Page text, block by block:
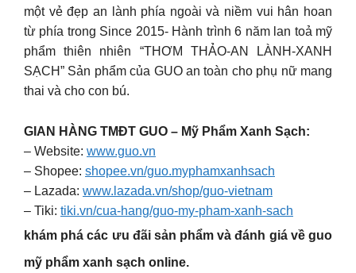
một vẻ đẹp an lành phía ngoài và niềm vui hân hoan
từ phía trong Since 2015- Hành trình 6 năm lan toả mỹ
phẩm thiên nhiên “THƠM THẢO-AN LÀNH-XANH
SẠCH” ‍Sản phẩm của GUO an toàn cho phụ nữ mang
thai và cho con bú.
GIAN HÀNG TMĐT GUO – Mỹ Phẩm Xanh Sạch:
– Website: www.guo.vn
– Shopee: shopee.vn/guo.myphamxanhsach
– Lazada: www.lazada.vn/shop/guo-vietnam
– Tiki: tiki.vn/cua-hang/guo-my-pham-xanh-sach
khám phá các ưu đãi sản phẩm và đánh giá về guo
mỹ phẩm xanh sạch online.